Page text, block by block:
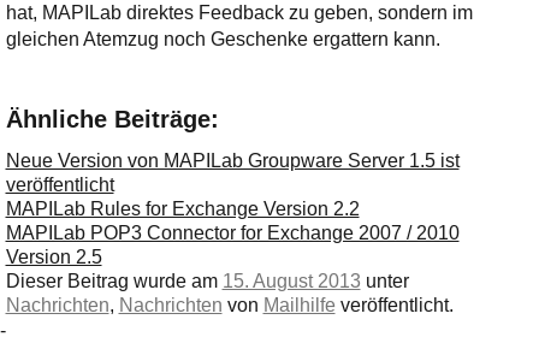
hat, MAPILab direktes Feedback zu geben, sondern im
gleichen Atemzug noch Geschenke ergattern kann.
Ähnliche Beiträge:
Neue Version von MAPILab Groupware Server 1.5 ist
veröffentlicht
MAPILab Rules for Exchange Version 2.2
MAPILab POP3 Connector for Exchange 2007 / 2010
Version 2.5
Dieser Beitrag wurde am 15. August 2013 unter
Nachrichten, Nachrichten von Mailhilfe veröffentlicht.
-